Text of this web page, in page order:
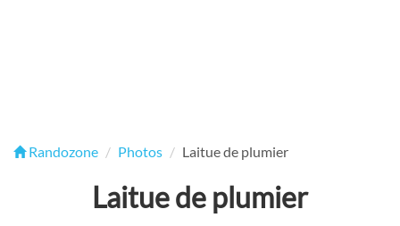
Randozone Photos Laitue de plumier
Laitue de plumier